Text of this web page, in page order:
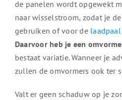
de panelen wordt opgewekt
naar wisselstroom, zodat je
gebruiken of voor de laadpaal
Daarvoor heb je een
bestaat variatie. Wanneer je
zullen de omvormers ook ter
Valt er geen schaduw op je